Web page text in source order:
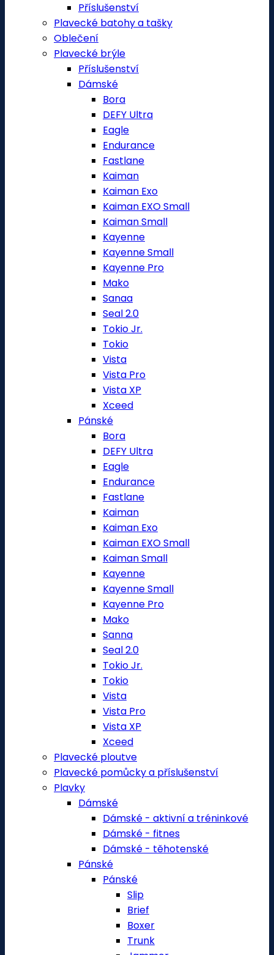
Příslušenství
Plavecké batohy a tašky
Oblečení
Plavecké brýle
Příslušenství
Dámské
Bora
DEFY Ultra
Eagle
Endurance
Fastlane
Kaiman
Kaiman Exo
Kaiman EXO Small
Kaiman Small
Kayenne
Kayenne Small
Kayenne Pro
Mako
Sanaa
Seal 2.0
Tokio Jr.
Tokio
Vista
Vista Pro
Vista XP
Xceed
Pánské
Bora
DEFY Ultra
Eagle
Endurance
Fastlane
Kaiman
Kaiman Exo
Kaiman EXO Small
Kaiman Small
Kayenne
Kayenne Small
Kayenne Pro
Mako
Sanna
Seal 2.0
Tokio Jr.
Tokio
Vista
Vista Pro
Vista XP
Xceed
Plavecké ploutve
Plavecké pomůcky a příslušenství
Plavky
Dámské
Dámské - aktivní a tréninkové
Dámské - fitnes
Dámské - těhotenské
Pánské
Pánské
Slip
Brief
Boxer
Trunk